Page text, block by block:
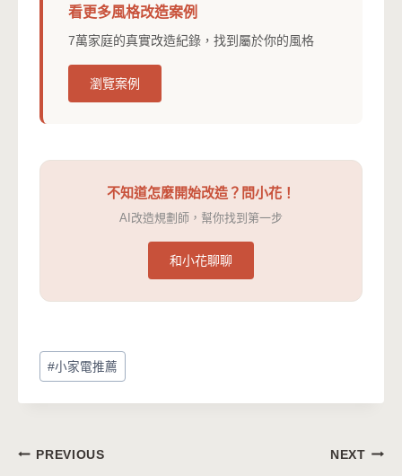
看更多風格改造案例
7萬家庭的真實改造紀錄，找到屬於你的風格
瀏覽案例
不知道怎麼開始改造？問小花！
AI改造規劃師，幫你找到第一步
和小花聊聊
Post
Tags:
#小家電推薦
文PREVIOUS NEXT